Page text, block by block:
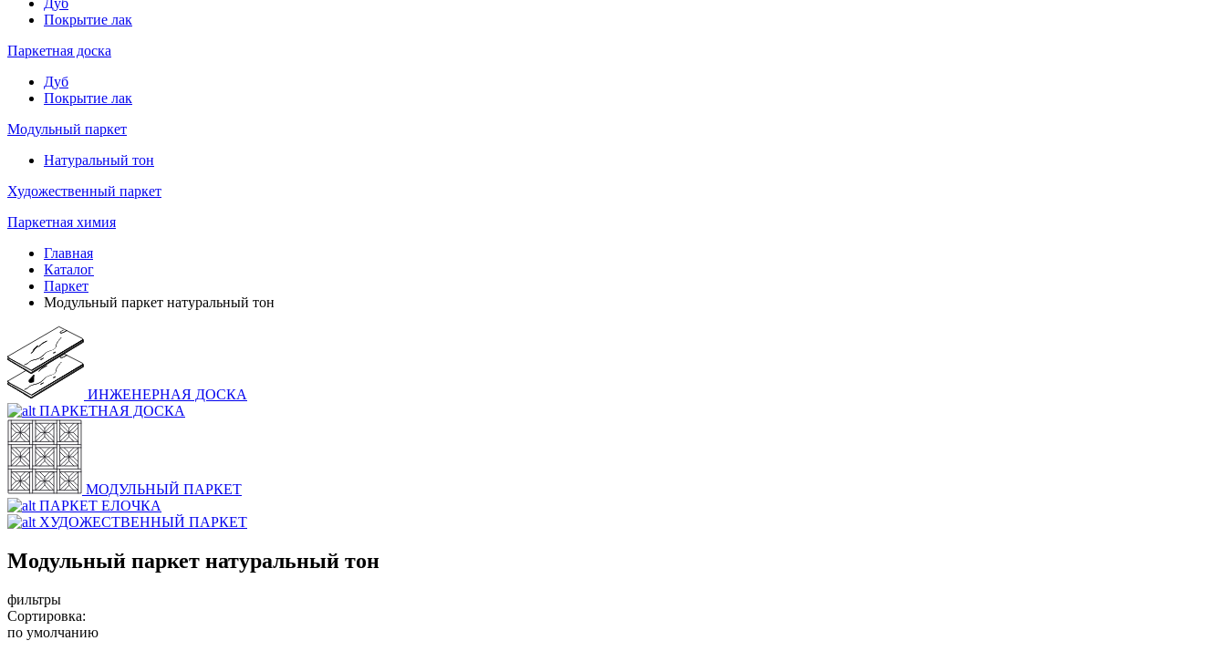
Дуб
Покрытие лак
Паркетная доска
Дуб
Покрытие лак
Модульный паркет
Натуральный тон
Художественный паркет
Паркетная химия
Главная
Каталог
Паркет
Модульный паркет натуральный тон
ИНЖЕНЕРНАЯ ДОСКА
ПАРКЕТНАЯ ДОСКА
МОДУЛЬНЫЙ ПАРКЕТ
ПАРКЕТ ЕЛОЧКА
ХУДОЖЕСТВЕННЫЙ ПАРКЕТ
Модульный паркет натуральный тон
фильтры
Сортировка:
по умолчанию